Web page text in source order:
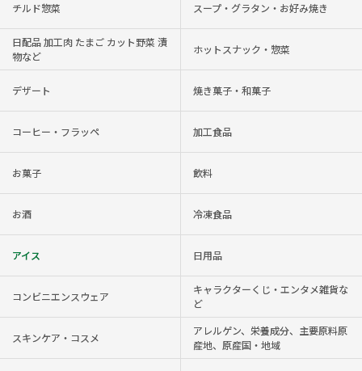
チルド惣菜 スープ・グラタン・お好み焼き
日配品 加工肉 たまご カット野菜 漬
物など
ホットスナック・惣菜
デザート 焼き菓子・和菓子
コーヒー・フラッペ 加工食品
お菓子 飲料
お酒 冷凍食品
アイス 日用品
コンビニエンスウェア
キャラクターくじ・エンタメ雑貨な
ど
スキンケア・コスメ
アレルゲン、栄養成分、主要原料原
産地、原産国・地域